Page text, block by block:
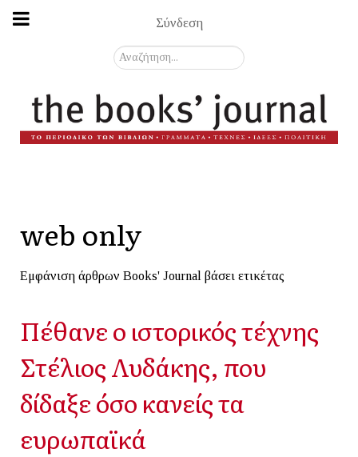
Σύνδεση
Αναζήτηση...
web only
Εμφάνιση άρθρων Books' Journal βάσει ετικέτας
Πέθανε ο ιστορικός τέχνης
Στέλιος Λυδάκης, που
δίδαξε όσο κανείς τα
ευρωπαϊκά